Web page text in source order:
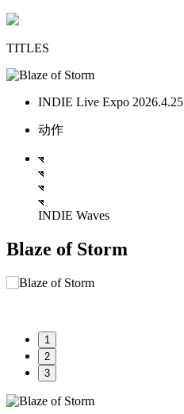
TITLES
INDIE Live Expo 2026.4.25
动作
INDIE Waves
Blaze of Storm
1
2
3